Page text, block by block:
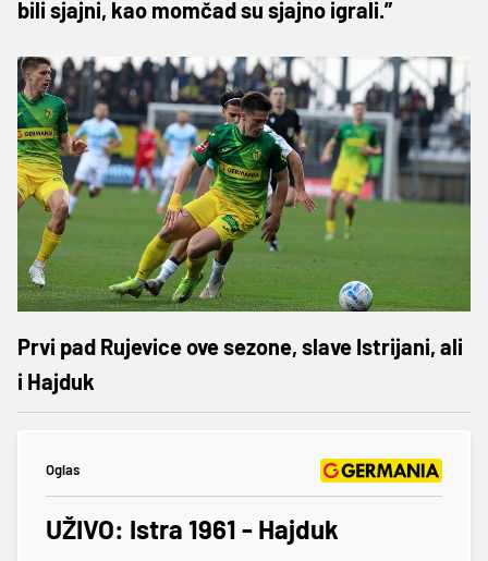
bili sjajni, kao momčad su sjajno igrali.”
Prvi pad Rujevice ove sezone, slave Istrijani, ali
i Hajduk
Oglas
UŽIVO: Istra 1961 - Hajduk